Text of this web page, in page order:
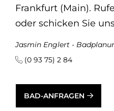
Frankfurt (Main).
oder schicken Sie
Jasmin Englert -
(0 93 75) 2 84
BAD-ANFRAGEN